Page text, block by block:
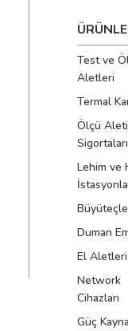
Test ve
Aletleri
Termal
Ölçü Aleti
Sigortaları
Lehim ve
Duman
El Aletleri
Network
Cihazları
Güç